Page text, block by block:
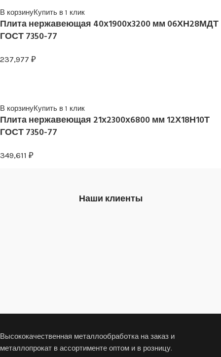
В корзинуКупить в 1 клик
Плита нержавеющая 40х1900х3200 мм 06ХН28МДТ
ГОСТ 7350-77
237,977 ₽
В корзинуКупить в 1 клик
Плита нержавеющая 21х2300х6800 мм 12Х18Н10Т
ГОСТ 7350-77
349,611 ₽
Наши клиенты
Высококачественная металлообработка на заказ и
металлопрокат в ассортименте оптом и в розницу.